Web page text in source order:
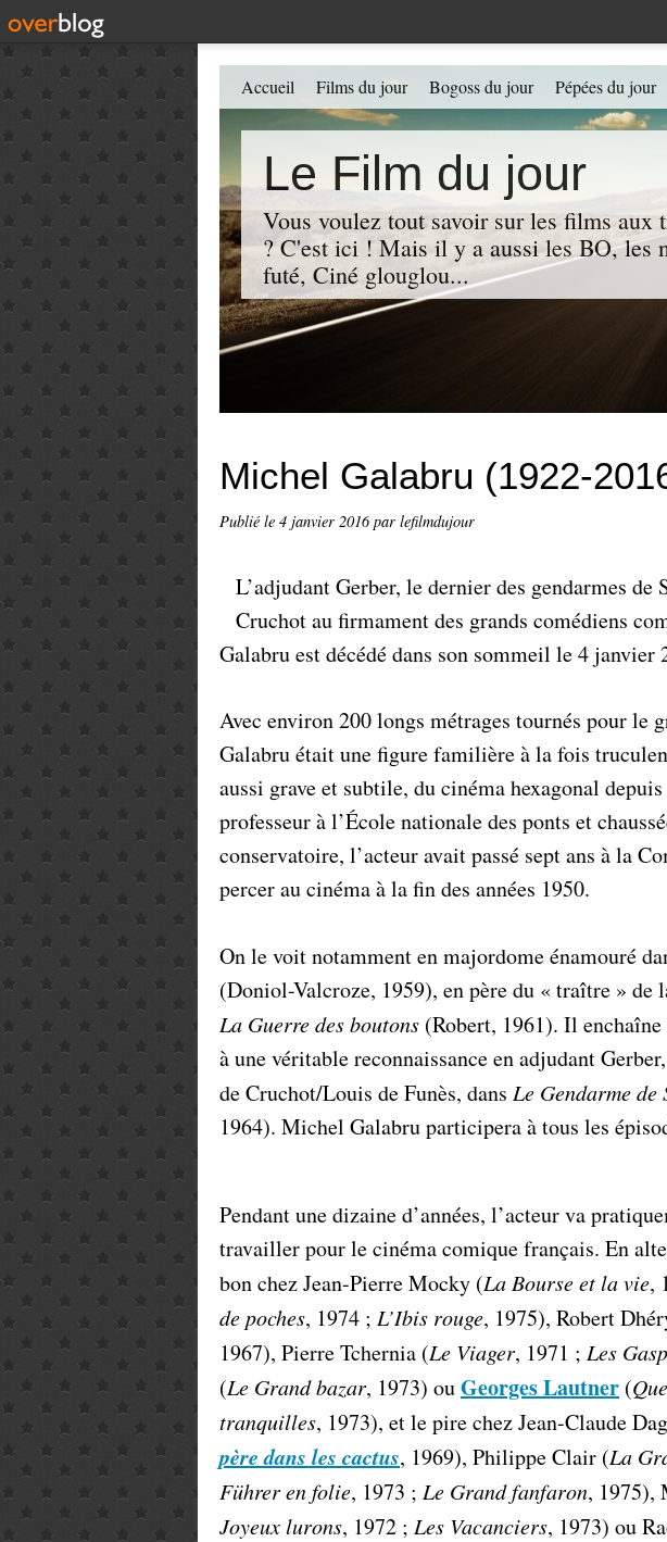
Le Film du jour
Vous voulez tout savoir sur les films aux
? C'est ici ! Mais il y a aussi les BO, les
futé, Ciné glouglou...
Accueil Films du jour Bogoss du jour Pépées du jour
Michel Galabru (1922-
Publié le 4 janvier 2016par lefilmdujour
L’adjudant Gerber, le dernier des gendarmes
Cruchot au firmament des grands comédiens
Galabru est décédé dans son sommeil le 4 janvier
Avec environ 200 longs métrages tournés pour le
Galabru était une figure familière à la fois
aussi grave et subtile, du cinéma hexagonal
professeur à l’École nationale des ponts et
conservatoire, l’acteur avait passé sept ans à la
percer au cinéma à la fin des années 1950.
On le voit notamment en majordome énamouré
(Doniol-Valcroze, 1959), en père du « traître » de
La Guerre des boutons (Robert, 1961). Il
à une véritable reconnaissance en adjudant
de Cruchot/Louis de Funès, dans Le Gendarme de
1964). Michel Galabru participera à tous les
Pendant une dizaine d’années, l’acteur va
travailler pour le cinéma comique français. En
bon chez Jean-Pierre Mocky (La Bourse et la vie,
de poches, 1974 ; L’Ibis rouge, 1975), Robert
1967), Pierre Tchernia (Le Viager, 1971 ; Les
(Le Grand bazar, 1973) ouGeorges Lautner (
tranquilles, 1973), et le pire chez Jean-Claude
père dans les cactus, 1969), Philippe Clair (La
Führer en folie, 1973 ; Le Grand fanfaron, 1975),
Joyeux lurons, 1972 ; Les Vacanciers, 1973) ou